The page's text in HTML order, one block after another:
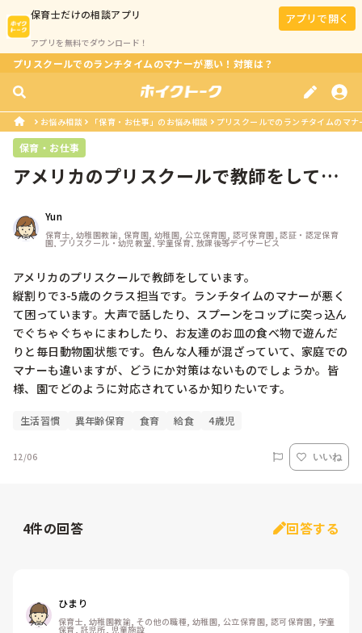
保育士だけの相談アプリ
アプリを無料でダウンロード！
アプリで開く
プリスクールでのランチタイムのマナーが悪い！対策は？
お悩み相談 「保育・お仕事」のお悩み相談 プリスクールでのランチタイムのマ
保育・お仕事
アメリカのプリスクールで教師をしてい
Yun
保育士, 幼稚園教諭, 保育園, 幼稚園, 公立保育園, 認可保育園, 認証・認定保育
園, プリスクール・幼児教室, 学童保育, 放課後等デイサービス
アメリカのプリスクールで教師をしています。
縦割りで3-5歳のクラス担当です。ランチタイムのマナーが悪く
て困っています。大声で話したり、スプーンをコップに突っ込ん
でぐちゃぐちゃにまわしたり、お友達のお皿の食べ物で遊んだ
りと毎日動物園状態です。色んな人種が混ざっていて、家庭での
マナーも違いますが、どうにか対策はないものでしょうか。皆
様、園でどのように対応されているか知りたいです。
生活習慣 異年齢保育 食育 給食 4歳児
12/06 いいね
4件の回答 回答する
ひまり
保育士, 幼稚園教諭, その他の職種, 幼稚園, 公立保育園, 認可保育園, 学童
保育, 託児所, 児童施設